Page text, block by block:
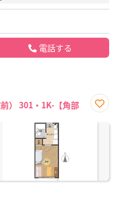
電話する
） 301・1K-【角部
に入